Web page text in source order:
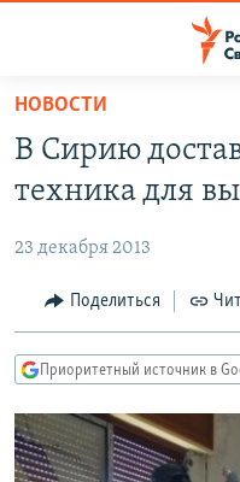
упрощенного
доступа
основному
Вернутся
главной
навигации
Вернутся
ПОДКАСТЫ
ЦИТАТЫ СВОБОДЫ
МНЕНИЯ
IDEL.РЕАЛИИ
КАВКАЗ.РЕАЛИИ
СЕВЕР.РЕАЛИИ
НОВОСТИ
В Сирию
техника для
23 декабря 2013
Поделиться
Приоритетный источник в